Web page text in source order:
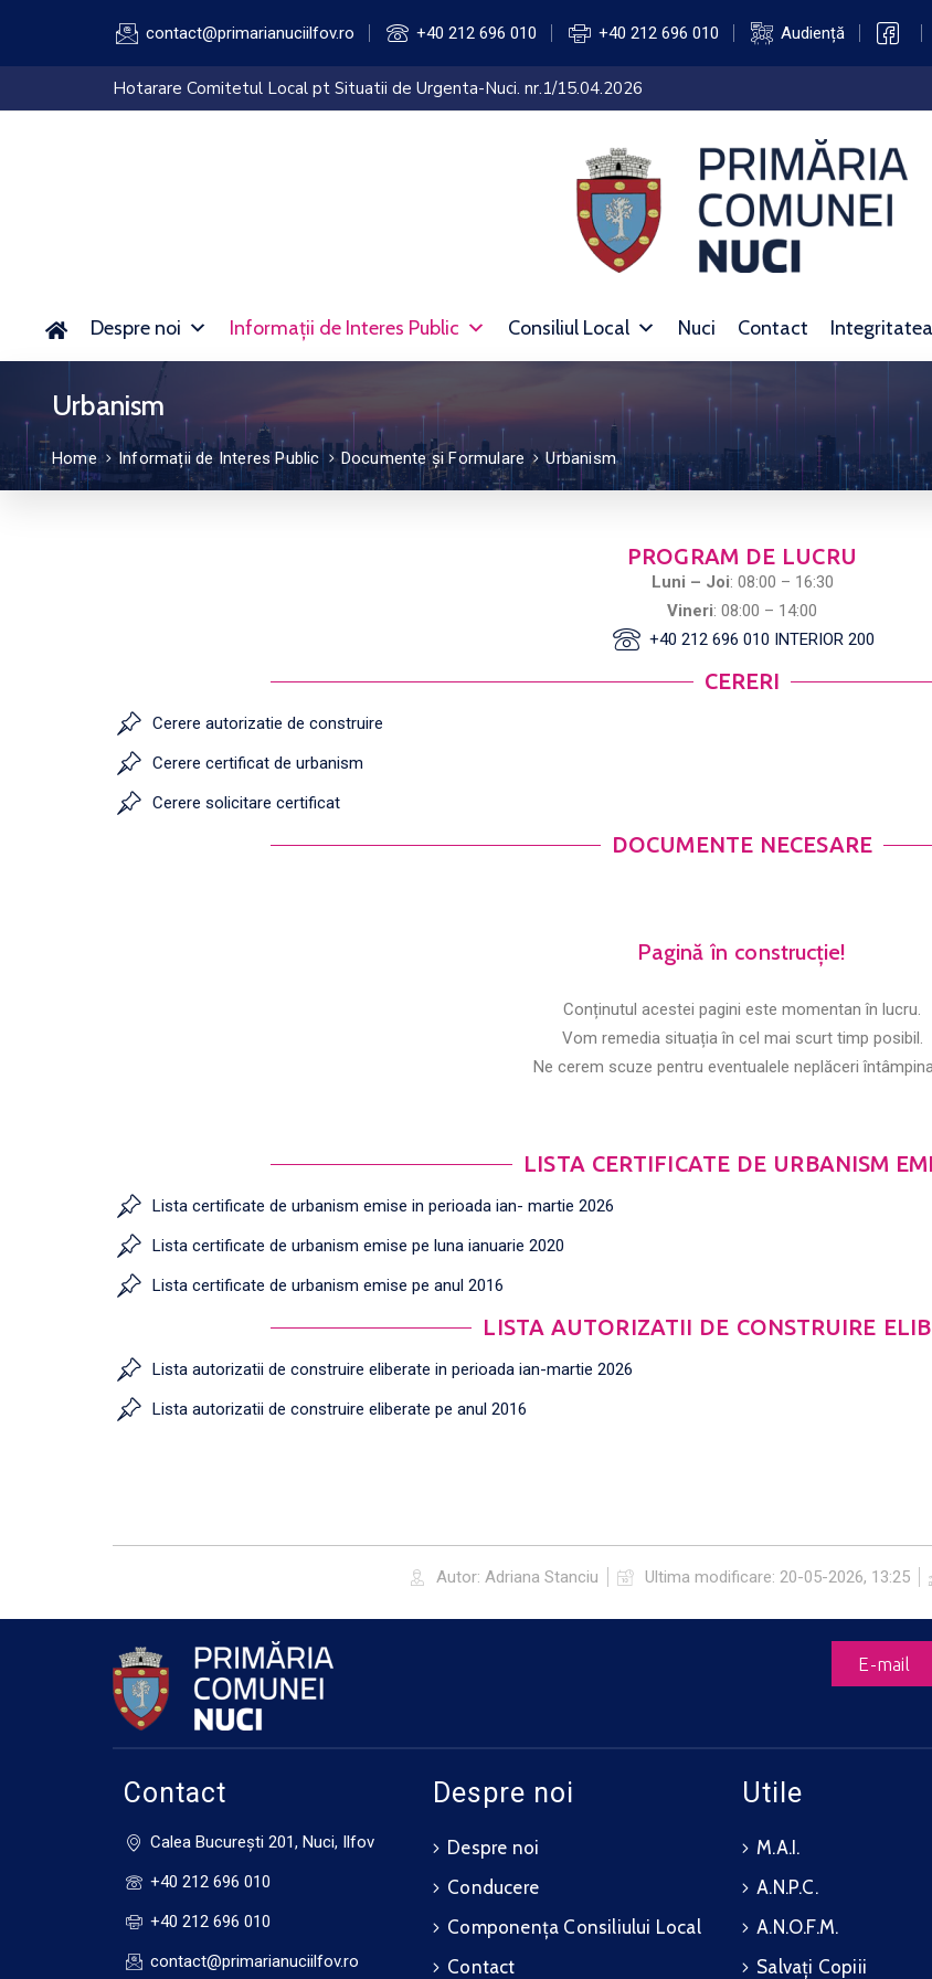
contact@primarianuciilfov.ro +40 212 696 010 +40 212 696 010 Audiență
Hotarare Comitetul Local pt Situatii de Urgenta-Nuci. nr.1/15.04.2026
Despre noi Informații de Interes Public Consiliul Local Nuci Contact
Urbanism
Home Informații de Interes Public Documente și Formulare Urbanism
PROGRAM DE LUCRU
Luni – Joi: 08:00 – 16:30
Vineri: 08:00 – 14:00
+40 212 696 010 INTERIOR 200
CERERI
Cerere autorizatie de construire
Cerere certificat de urbanism
Cerere solicitare certificat
DOCUMENTE NECESARE
Pagină în construcție!
Conținutul acestei pagini este momentan în lucru.
Vom remedia situația în cel mai scurt timp posibil.
Ne cerem scuze pentru eventualele neplăceri
LISTA CERTIFICATE DE URBANISM
Lista certificate de urbanism emise in perioada ian- martie 2026
Lista certificate de urbanism emise pe luna ianuarie 2020
Lista certificate de urbanism emise pe anul 2016
LISTA AUTORIZATII DE CONSTRUIRE
Lista autorizatii de construire eliberate in perioada ian-martie 2026
Lista autorizatii de construire eliberate pe anul 2016
Autor: Adriana Stanciu Ultima modificare: 20-05-2026, 13:25
E-mail
Contact
Calea Bucureşti 201, Nuci, Ilfov
+40 212 696 010
+40 212 696 010
contact@primarianuciilfov.ro
Despre noi
Despre noi
Conducere
Componența Consiliului Local
Contact
Utile
M.A.I.
A.N.P.C.
A.N.O.F.M.
Salvați Copiii